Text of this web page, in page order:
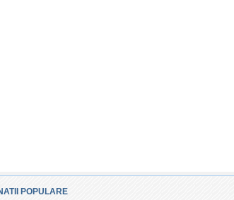
POPULARE